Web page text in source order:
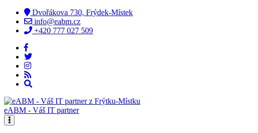
Dvořákova 730, Frýdek-Místek
info@eabm.cz
+420 777 027 509
eABM - Váš IT partner